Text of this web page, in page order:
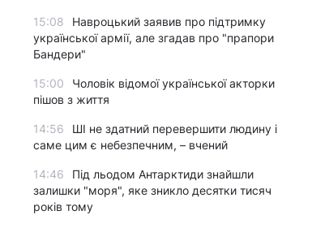
15:08
Навроцький заявив про підтримку
української армії, але згадав про "прапори
Бандери"
15:00
Чоловік відомої української акторки
пішов з життя
14:56
ШІ не здатний перевершити людину і
саме цим є небезпечним, – вчений
14:46
Під льодом Антарктиди знайшли
залишки "моря", яке зникло десятки тисяч
років тому